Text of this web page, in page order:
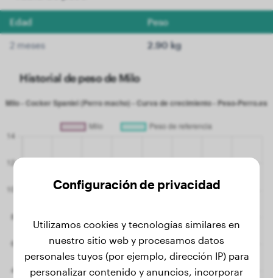
Edad Peso
2 meses 2.90 kg
Historial de peso de Milo
Configuración de privacidad
Utilizamos cookies y tecnologías similares en
nuestro sitio web y procesamos datos
personales tuyos (por ejemplo, dirección IP) para
personalizar contenido y anuncios, incorporar